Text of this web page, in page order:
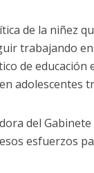
de la niñez
trabajando
de educación
adolescentes
del
esfuerzos